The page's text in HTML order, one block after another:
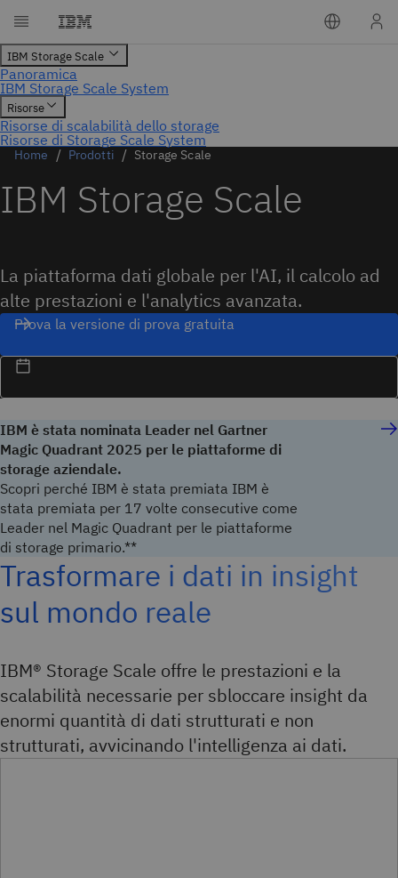
Home Prodotti Storage Scale
IBM Storage Scale
La piattaforma dati globale per l'AI, il calcolo ad
alte prestazioni e l'analytics avanzata.
Prova la versione di prova gratuita
IBM è stata nominata Leader nel Gartner
Magic Quadrant 2025 per le piattaforme di
storage aziendale.
Scopri perché IBM è stata premiata IBM è
stata premiata per 17 volte consecutive come
Leader nel Magic Quadrant per le piattaforme
di storage primario.**
Trasformare i dati in insight
sul mondo reale
IBM® Storage Scale offre le prestazioni e la
scalabilità necessarie per sbloccare insight da
enormi quantità di dati strutturati e non
strutturati, avvicinando l'intelligenza ai dati.